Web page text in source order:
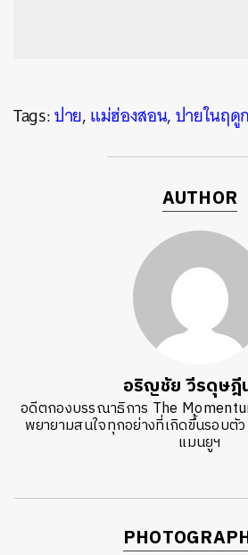
Tags:ปาย,แม่ฮ่องสอน,ปายในฤดู
AUTHOR
อริญชัย วีรดุษ
อดีตกองบรรณาธิการ The
พยายามสนใจทุกอย่างที่เกิดขึ้นรอบตั
แมนยูฯ